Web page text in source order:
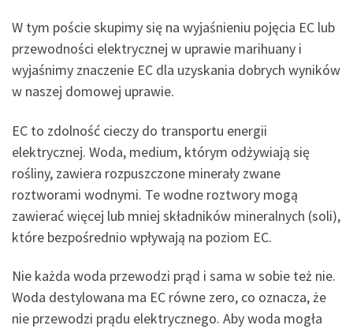
W tym poście skupimy się na wyjaśnieniu pojęcia EC lub
przewodności elektrycznej w uprawie marihuany i
wyjaśnimy znaczenie EC dla uzyskania dobrych wyników
w naszej domowej uprawie.
EC to zdolność cieczy do transportu energii
elektrycznej. Woda, medium, którym odżywiają się
rośliny, zawiera rozpuszczone minerały zwane
roztworami wodnymi. Te wodne roztwory mogą
zawierać więcej lub mniej składników mineralnych (soli),
które bezpośrednio wpływają na poziom EC.
Nie każda woda przewodzi prąd i sama w sobie też nie.
Woda destylowana ma EC równe zero, co oznacza, że
nie przewodzi prądu elektrycznego. Aby woda mogła